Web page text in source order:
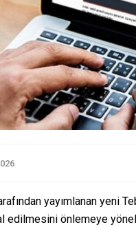
yayımlanan yeni
edilmesini önlemeye